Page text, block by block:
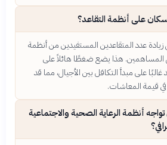
على أنظمة التقاعد؟
عدد المتقاعدين المستفيدين من أنظمة
المساهمين. هذا يضع ضغطًا هائلاً على
على مبدأ التكافل بين الأجيال، مما قد
في قيمة المعاشات.
أنظمة الرعاية الصحية والاجتماعية